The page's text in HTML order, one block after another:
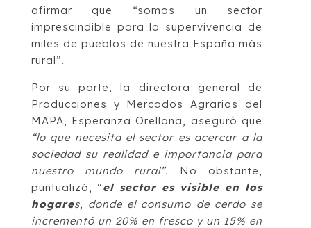
afirmar que “somos un sector
imprescindible para la supervivencia de
miles de pueblos de nuestra España más
rural”.
Por su parte, la directora general de
Producciones y Mercados Agrarios del
MAPA, Esperanza Orellana, aseguró que
“lo que necesita el sector es acercar a la
sociedad su realidad e importancia para
nuestro mundo rural”. No obstante,
puntualizó, “el sector es visible en los
hogares, donde el consumo de cerdo se
incrementó un 20% en fresco y un 15% en